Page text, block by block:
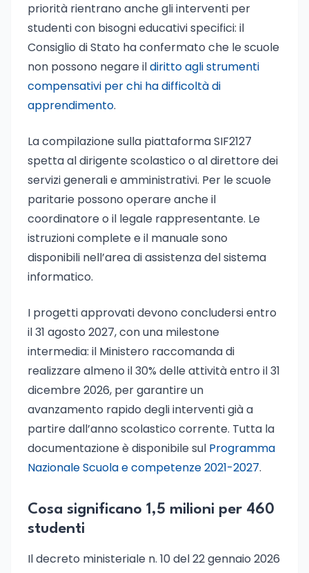
priorità rientrano anche gli interventi per
studenti con bisogni educativi specifici: il
Consiglio di Stato ha confermato che le scuole
non possono negare ildiritto agli strumenti
compensativi per chi ha difficoltà di
apprendimento.
La compilazione sulla piattaforma SIF2127
spetta al dirigente scolastico o al direttore dei
servizi generali e amministrativi. Per le scuole
paritarie possono operare anche il
coordinatore o il legale rappresentante. Le
istruzioni complete e il manuale sono
disponibili nell’area di assistenza del sistema
informatico.
I progetti approvati devono concludersi entro
il 31 agosto 2027, con una milestone
intermedia: il Ministero raccomanda di
realizzare almeno il 30% delle attività entro il 31
dicembre 2026, per garantire un
avanzamento rapido degli interventi già a
partire dall’anno scolastico corrente. Tutta la
documentazione è disponibile sul Programma
Nazionale Scuola e competenze 2021-2027.
Cosa significano 1,5 milioni per 460
studenti
Il decreto ministeriale n. 10 del 22 gennaio 2026